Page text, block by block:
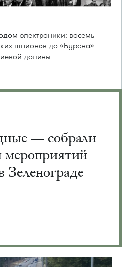
электроники: восемь
шпионов до «Бурана»
долины
— собрали
мероприятий
Зеленограде